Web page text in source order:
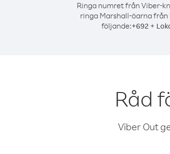
Ringa numret från Viber-
ringa Marshall-öarna
följande:+692 +
Råd
Viber Out